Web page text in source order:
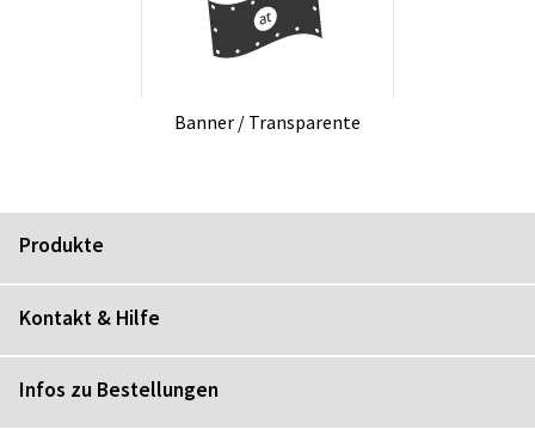
Ban­ner / Trans­pa­ren­te
Produkte
Kontakt & Hilfe
Infos zu Bestellungen